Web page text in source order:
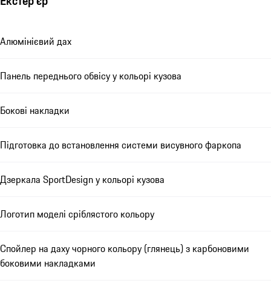
Алюмінієвий дах
Панель переднього обвісу у кольорі кузова
Бокові накладки
Підготовка до встановлення системи висувного фаркопа
Дзеркала SportDesign у кольорі кузова
Логотип моделі сріблястого кольору
Спойлер на даху чорного кольору (глянець) з карбоновими
боковими накладками